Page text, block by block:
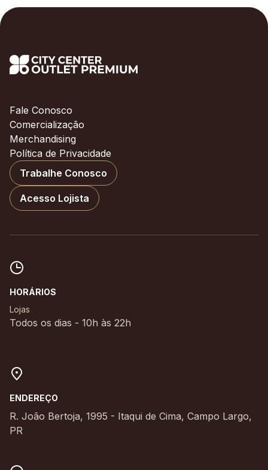
Fale Conosco
Comercialização
Merchandising
Política de Privacidade
Trabalhe Conosco
Acesso Lojista
HORÁRIOS
Lojas
Todos os dias - 10h às 22h
ENDEREÇO
R. João Bertoja, 1995 - Itaqui de Cima, Campo Largo,
PR